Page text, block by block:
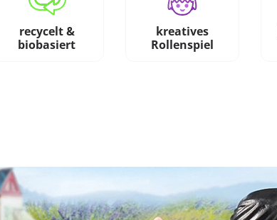
recycelt &
biobasiert
kreatives
Rollenspiel